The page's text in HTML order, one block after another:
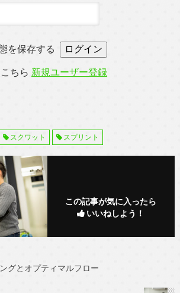
を保存する
ちら 新規ユーザー登録
スクワット スプリント
この記事が気に入ったら
いいねしよう！
グとオプティマルフロー